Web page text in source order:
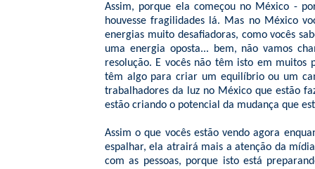
Assim, porque ela começou no México -
houvesse fragilidades lá. Mas no México
energias muito desafiadoras, como vocês
uma energia oposta... bem, não vamos
resolução. E vocês não têm isto em muitos
têm algo para criar um equilíbrio ou um
trabalhadores da luz no México que estão
estão criando o potencial da mudança que
Assim o que vocês estão vendo agora
espalhar, ela atrairá mais a atenção da
com as pessoas, porque isto está